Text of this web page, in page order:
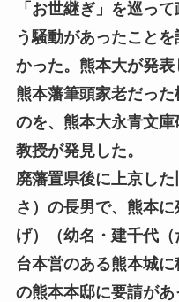
「お世継ぎ」を巡っ
う騒動があったこと
かった。熊本大が発表
熊本藩筆頭家老だっ
のを、熊本大永青文
教授が発見した。
廃藩置県後に上京し
さ）の長男で、熊本
げ）（幼名・建千代
台本営のある熊本城
の熊本本邸に要請が